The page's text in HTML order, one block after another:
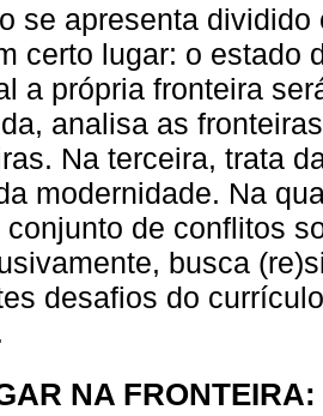
se apresenta
certo lugar: o estado
a própria fronteira
analisa as
Na terceira, trata
modernidade. Na
conjunto de conflitos
busca
desafios do
NA